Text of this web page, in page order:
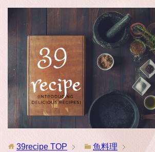
39recipe TOP 魚料理